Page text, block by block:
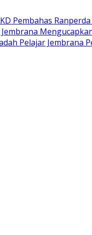
Pembahas
Pelajar